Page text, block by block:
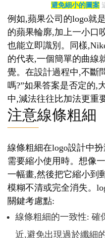
避免細小的圖案
例如,蘋果公司的logo就
的蘋果輪廓,加上一小口
也能立即識別。同樣
的代表,一個簡單的曲線
覺。在設計過程中,不斷
嗎?”如果答案是否定的,
中,減法往往比加法更重
注意線條粗細
線條粗細在logo設計中
需要縮小使用時。想像
一幅畫,然後把它縮小到
模糊不清或完全消失。
關鍵考慮點:
線條粗細的一致性: 確
近,避免出現過於纖細